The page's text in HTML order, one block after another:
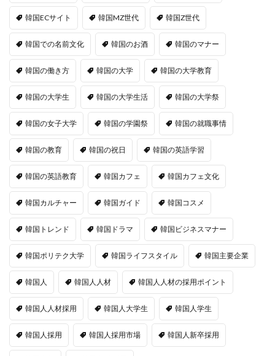
韓国ECサイト 韓国MZ世代 韓国Z世代
韓国での名前文化 韓国のお酒 韓国のマナー
韓国の働き方 韓国の大学 韓国の大学教育
韓国の大学生 韓国の大学生活 韓国の大学祭
韓国の女子大学 韓国の学園祭 韓国の就職事情
韓国の教育 韓国の祝日 韓国の英語学習
韓国の英語教育 韓国カフェ 韓国カフェ文化
韓国カルチャー 韓国ガイド 韓国コスメ
韓国トレンド 韓国ドラマ 韓国ビジネスマナー
韓国ポリテク大学 韓国ライフスタイル 韓国主要企業
韓国人 韓国人人材 韓国人人材の採用ポイント
韓国人人材採用 韓国人大学生 韓国人学生
韓国人採用 韓国人採用市場 韓国人新卒採用